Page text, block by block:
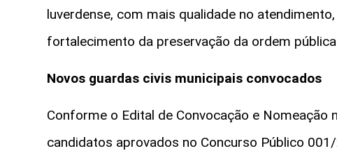
luverdense, com mais qualidade no
fortalecimento da preservação da ordem
Novos guardas civis municipais convocados
Conforme o Edital de Convocação e
candidatos aprovados no Concurso Público